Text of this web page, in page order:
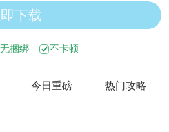
下载
无捆绑 不卡顿
今日重磅 热门攻略